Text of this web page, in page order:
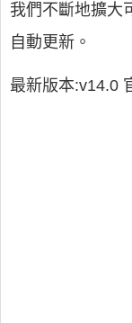
我們不斷地擴大
自動更新。
最新版本:v14.0